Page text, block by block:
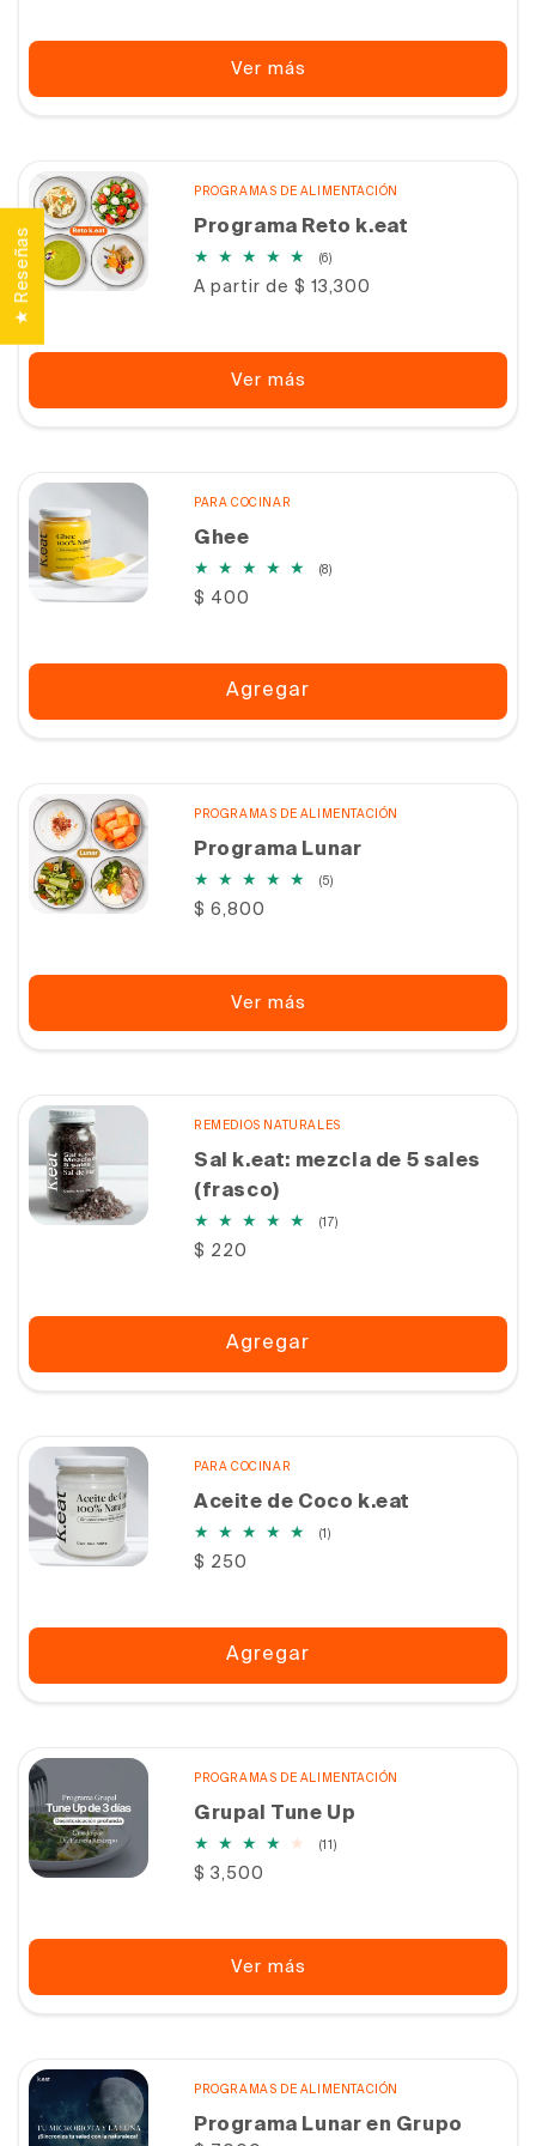
Ver más
PROGRAMAS DE ALIMENTACIÓN
Programa Reto k.eat
(6)6
totales
Precio
A partir de $ 13,300
Ver más
PARA COCINAR
Ghee
(8)8
Precio
$ 400
Agregar
PROGRAMAS DE ALIMENTACIÓN
Programa Lunar
(5)5
Precio
$ 6,800
Ver más
REMEDIOS NATURALES
Sal k.eat: mezcla de 5 sales
(frasco)
(17)17
Precio
$ 220
Agregar
PARA COCINAR
Aceite de Coco k.eat
(1)1
Precio
$ 250
Agregar
PROGRAMAS DE ALIMENTACIÓN
Grupal Tune Up
(11)11
Precio
$ 3,500
Ver más
PROGRAMAS DE ALIMENTACIÓN
Programa Lunar en Grupo
★ Reseñas